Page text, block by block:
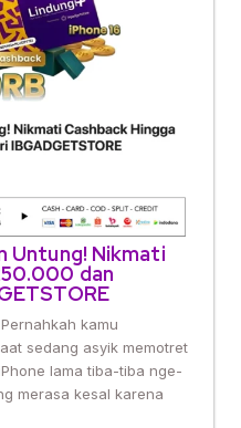
Untung! Nikmati
dan
Pernahkah kamu
sedang asyik memotret
lama tiba-tiba nge-
merasa kesal karena